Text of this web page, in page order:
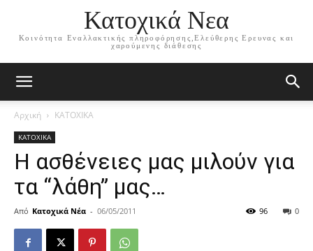
Κατοχικά Νεα
Κοινότητα Εναλλακτικής πληροφόρησης,Ελεύθερης Ερευνας και
χαρούμενης διάθεσης
Αρχική ΚΑΤΟΧΙΚΑ
ΚΑΤΟΧΙΚΑ
Η ασθένειες μας μιλούν για
τα “λάθη” μας…
Από Κατοχικά Νέα - 06/05/2011 0
96